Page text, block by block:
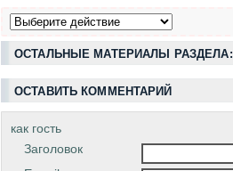
ОСТАЛЬНЫЕ МАТЕРИАЛЫ РАЗДЕЛА:
ОСТАВИТЬ КОММЕНТАРИЙ
как гость
Заголовок